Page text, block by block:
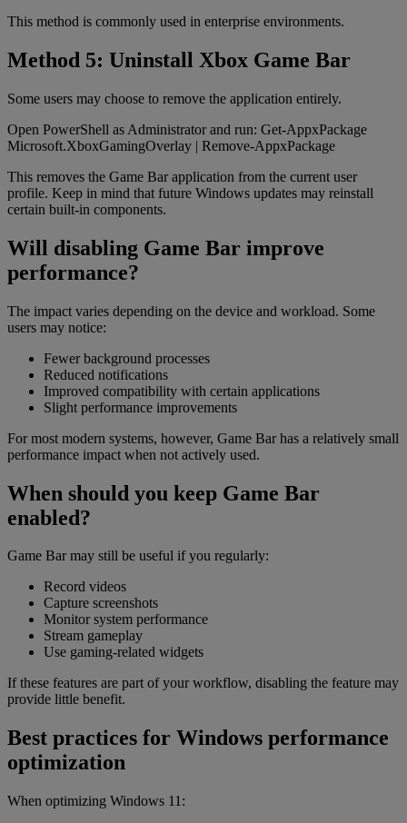
This method is commonly used in enterprise environments.
Method 5: Uninstall Xbox Game Bar
Some users may choose to remove the application entirely.
Open PowerShell as Administrator and run: Get-AppxPackage
Microsoft.XboxGamingOverlay | Remove-AppxPackage
This removes the Game Bar application from the current user
profile. Keep in mind that future Windows updates may reinstall
certain built-in components.
Will disabling Game Bar improve
performance?
The impact varies depending on the device and workload. Some
users may notice:
Fewer background processes
Reduced notifications
Improved compatibility with certain applications
Slight performance improvements
For most modern systems, however, Game Bar has a relatively small
performance impact when not actively used.
When should you keep Game Bar
enabled?
Game Bar may still be useful if you regularly:
Record videos
Capture screenshots
Monitor system performance
Stream gameplay
Use gaming-related widgets
If these features are part of your workflow, disabling the feature may
provide little benefit.
Best practices for Windows performance
optimization
When optimizing Windows 11: